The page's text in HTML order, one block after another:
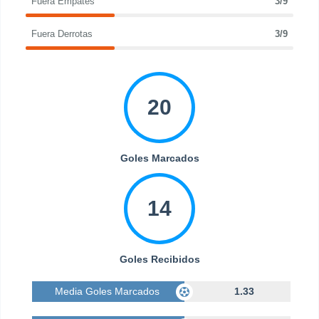
Fuera Derrotas 3/9
20
Goles Marcados
14
Goles Recibidos
Media Goles Marcados 1.33